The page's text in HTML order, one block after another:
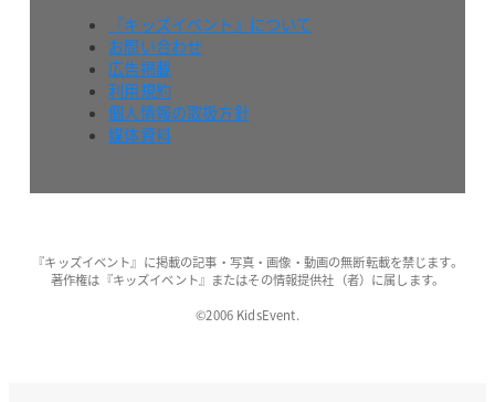
『キッズイベント』について
お問い合わせ
広告掲載
利用規約
個人情報の取扱方針
媒体資料
『キッズイベント』に掲載の記事・写真・画像・動画の無断転載を禁じます。
著作権は『キッズイベント』またはその情報提供社（者）に属します。
©2006 KidsEvent.